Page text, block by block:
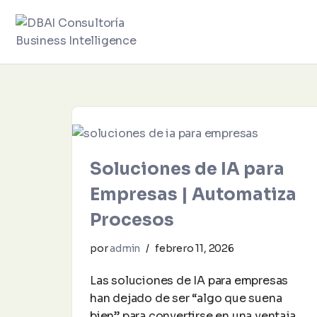
Saltar
Soluciones de IA para
Empresas | Automatiza
Procesos
poradmin febrero 11, 2026
Las soluciones de IA para empresas
han dejado de ser “algo que suena